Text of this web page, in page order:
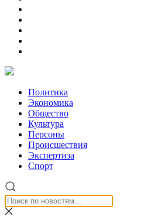
Политика
Экономика
Общество
Культура
Персоны
Происшествия
Экспертиза
Спорт